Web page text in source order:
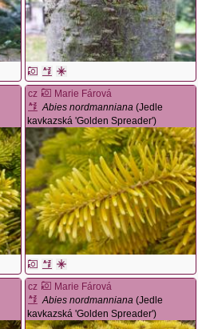
cz
Marie Fárová
Abies nordmanniana (Jedle
kavkazská 'Golden Spreader')
cz
Marie Fárová
Abies nordmanniana (Jedle
kavkazská 'Golden Spreader')